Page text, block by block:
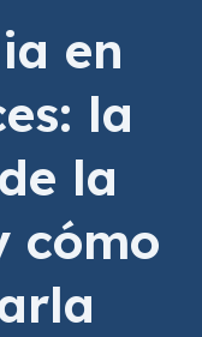
en
la
la
cómo